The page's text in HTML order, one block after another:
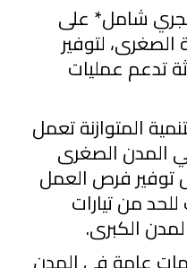
شامل* على
لتوفير
تدعم عمليات
المتوازنةتعمل
المدن الصغرى
توفير فرص العمل
من تيارات
الكبرى.